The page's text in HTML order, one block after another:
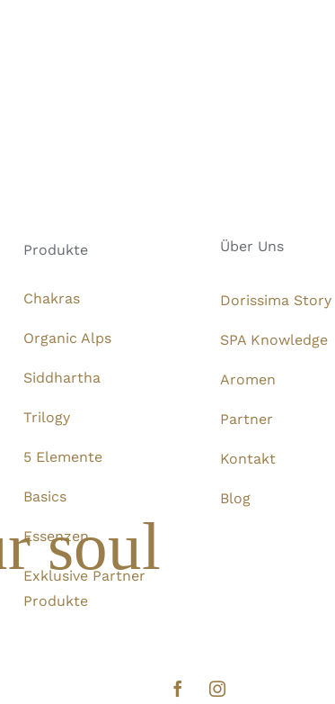
soul
Produkte
Chakras
Organic Alps
Siddhartha
Trilogy
5 Elemente
Basics
Essenzen
Exklusive Partner
Produkte
Über Uns
Dorissima Story
SPA Knowledge
Aromen
Partner
Kontakt
Blog